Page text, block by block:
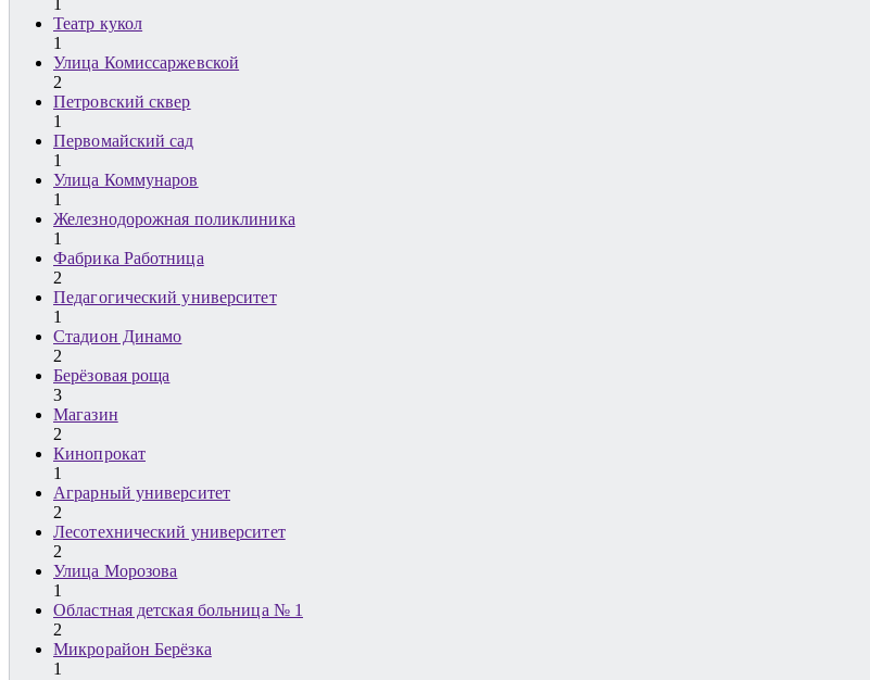
Театр кукол
1
Улица Комиссаржевской
2
Петровский сквер
1
Первомайский сад
1
Улица Коммунаров
1
Железнодорожная поликлиника
1
Фабрика Работница
2
Педагогический университет
1
Стадион Динамо
2
Берёзовая роща
3
Магазин
2
Кинопрокат
1
Аграрный университет
2
Лесотехнический университет
2
Улица Морозова
1
Областная детская больница № 1
2
Микрорайон Берёзка
1